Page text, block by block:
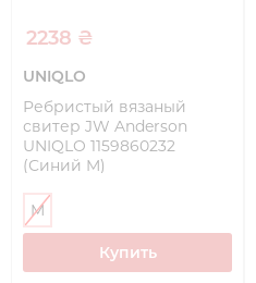
2238 ₴
UNIQLO
Ребристый вязаный
свитер JW Anderson
UNIQLO 1159860232
(Синий M)
M
Купить